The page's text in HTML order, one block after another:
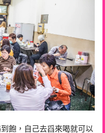
飽，自己去舀來喝就可以